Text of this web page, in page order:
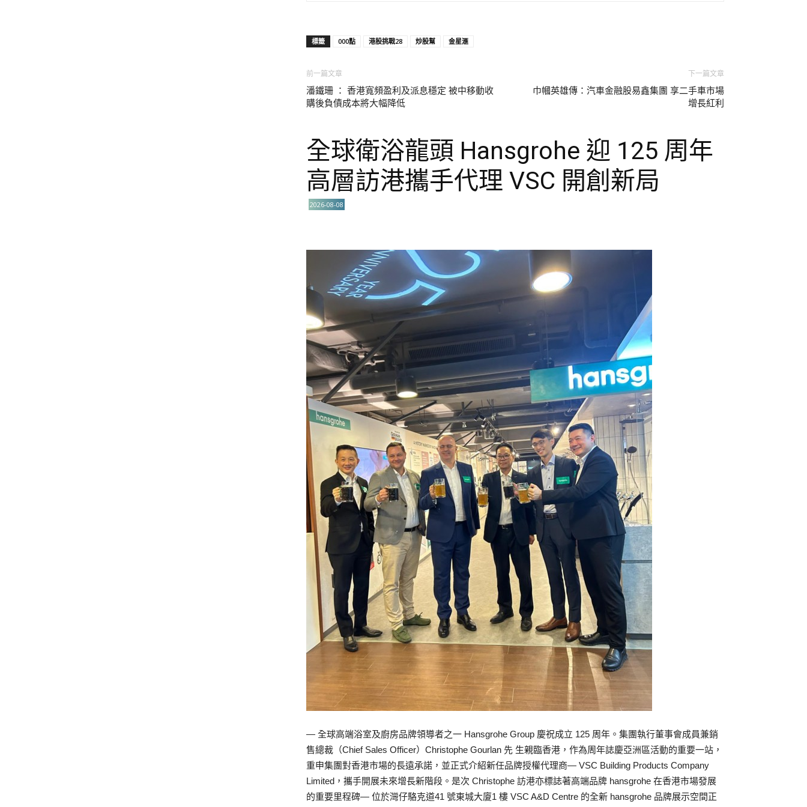
標籤 000點 港股挑戰28 炒股幫 金星滙
前一篇文章
潘鐵珊 ： 香港寬頻盈利及派息穩定 被中移動收
購後負債成本將大幅降低
下一篇文章
巾幗英雄傳：汽車金融股易鑫集團 享二手車市場
增長紅利
全球衛浴龍頭 Hansgrohe 迎 125 周年
高層訪港攜手代理 VSC 開創新局
2026-08-08
— 全球高端浴室及廚房品牌領導者之一 Hansgrohe Group 慶祝成立 125 周年。集團執行董事會成員兼銷
售總裁（Chief Sales Officer）Christophe Gourlan 先 生親臨香港，作為周年誌慶亞洲區活動的重要一站，
重申集團對香港市場的長遠承諾，並正式介紹新任品牌授權代理商— VSC Building Products Company
Limited，攜手開展未來增長新階段。是次 Christophe 訪港亦標誌著高端品牌 hansgrohe 在香港市場發展
的重要里程碑— 位於灣仔駱克道41 號東城大廈1 樓 VSC A&D Centre 的全新 hansgrohe 品牌展示空間正